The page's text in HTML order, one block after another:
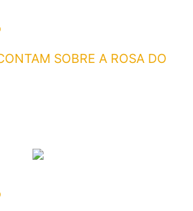
SOBRE A ROSA DO